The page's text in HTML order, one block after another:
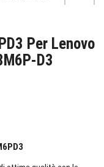
Per Lenovo
D3